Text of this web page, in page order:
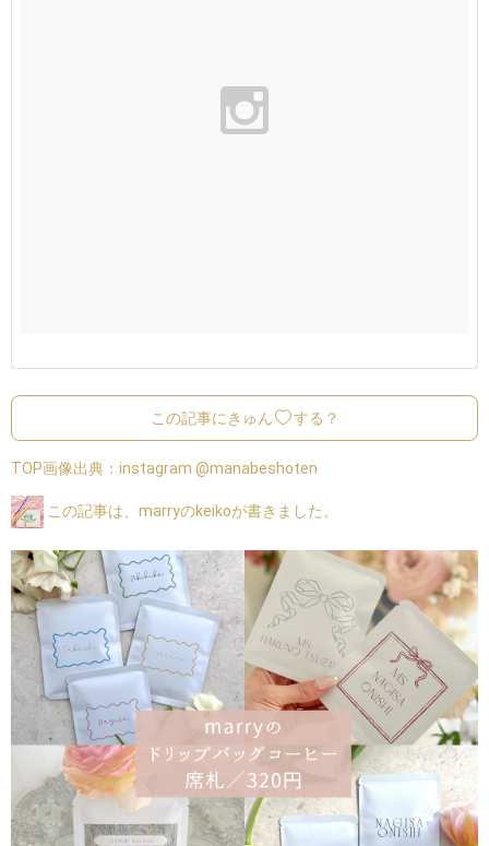
この記事にきゅん する？
TOP画像出典： instagram @manabeshoten
この記事は、marryのkeikoが書きました。